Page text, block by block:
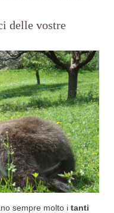
delle vostre
sempre molto i tanti